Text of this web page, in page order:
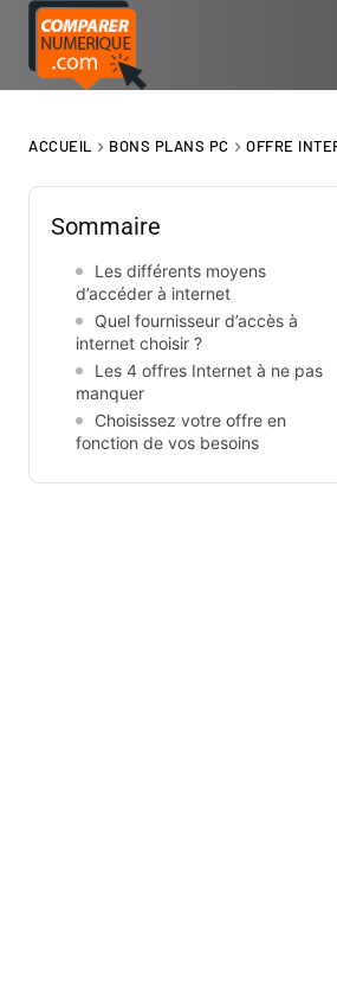
ACCUEIL BONS PLANS PC OFFRE
Sommaire
Les différents moyens
d’accéder à internet
Quel fournisseur d’accès à
internet choisir ?
Les 4 offres Internet à ne pas
manquer
Choisissez votre offre en
fonction de vos besoins